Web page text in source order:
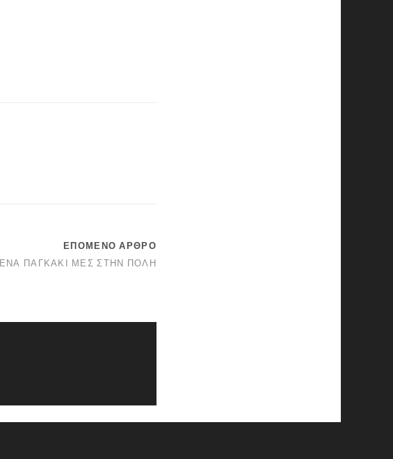
ΕΠΌΜΕΝΟ ΆΡΘΡΟ
ΈΝΑ ΠΑΓΚΆΚΙ ΜΕΣ ΣΤΗΝ ΠΌΛΗ